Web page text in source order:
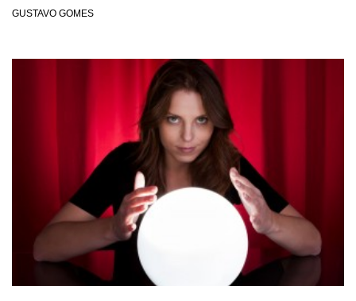
GUSTAVO GOMES